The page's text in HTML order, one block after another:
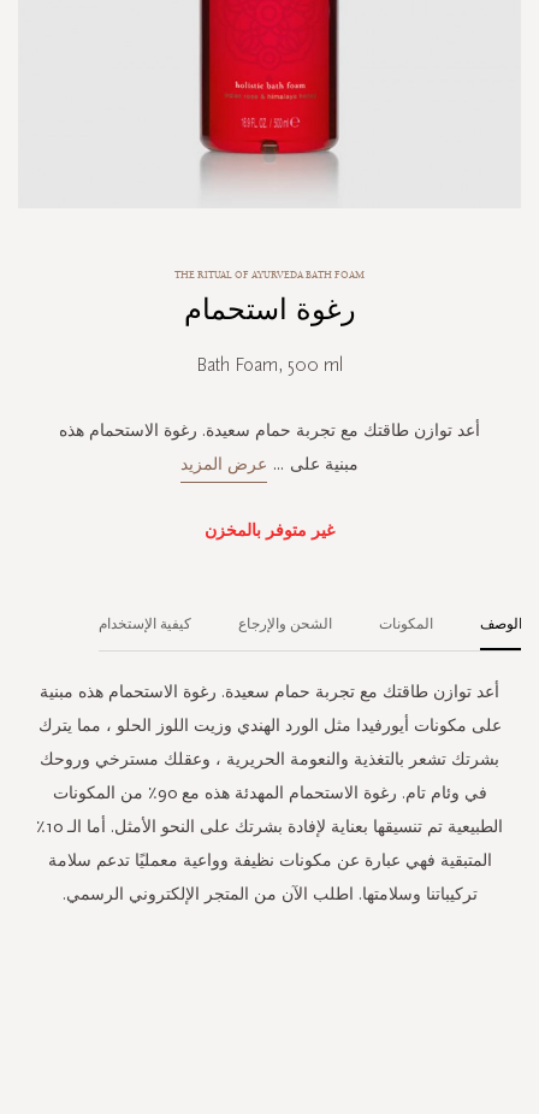
gallery
THE RITUAL OF AYURVEDA BATH FOAM
رغوة استحمام
Bath Foam, 500 ml
أعد توازن طاقتك مع تجربة حمام سعيدة. رغوة الاستحمام هذه
مبنية على ... عرض المزيد
غير متوفر بالمخزن
الوصف
أعد توازن طاقتك مع تجربة حمام سعيدة. رغوة الاستحمام هذه مبنية
على مكونات أيورفيدا مثل الورد الهندي وزيت اللوز الحلو ، مما يترك
بشرتك تشعر بالتغذية والنعومة الحريرية ، وعقلك مسترخي وروحك
في وئام تام. رغوة الاستحمام المهدئة هذه مع 90٪ من المكونات
الطبيعية تم تنسيقها بعناية لإفادة بشرتك على النحو الأمثل. أما الـ 10٪
المتبقية فهي عبارة عن مكونات نظيفة وواعية معمليًا تدعم سلامة
تركيباتنا وسلامتها. اطلب الآن من المتجر الإلكتروني الرسمي.
المكونات الشحن والإرجاع كيفية الإستخدام